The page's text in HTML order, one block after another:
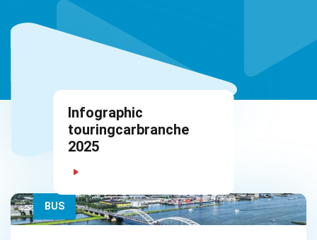
Infographic
touringcarbranche
2025
BUS